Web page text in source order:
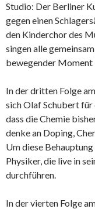
Studio: Der Berliner
gegen einen
den Kinderchor des
singen alle
bewegender
In der dritten Folge
sich Olaf Schubert
dass die Chemie
denke an Doping,
Um diese
Physiker, die live in
durchführen.
In der vierten Folge